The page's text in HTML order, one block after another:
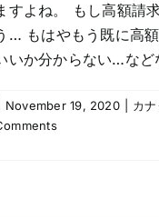
すよね。 もし高額請
… もはやもう既に高
いか分からない…な
November 19, 2020 カ